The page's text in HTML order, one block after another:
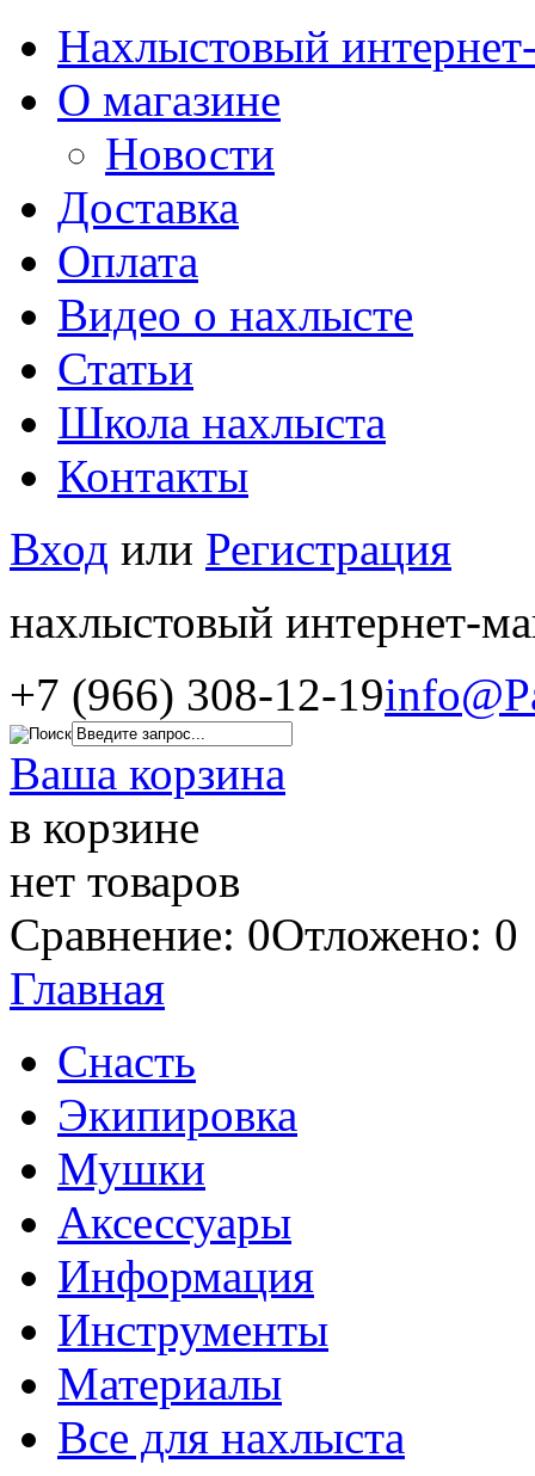
Нахлыстовый
О магазине
Новости
Доставка
Оплата
Видео о нахлысте
Статьи
Школа нахлыста
Контакты
Вход или Регистрация
нахлыстовый интернет-
+7 (966) 308-12-19
Ваша корзина
в корзине
нет товаров
Сравнение: 0Отложено: 0
Главная
Снасть
Экипировка
Мушки
Аксессуары
Информация
Инструменты
Материалы
Все для нахлыста